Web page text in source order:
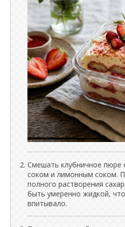
Смешать клубничное пюре
соком и лимонным соком.
полного растворения
быть умеренно жидкой,
впитывало.